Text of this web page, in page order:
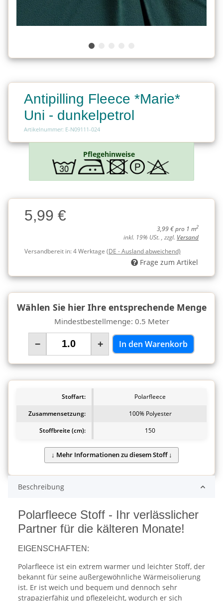
Antipilling Fleece *Marie*
Uni - dunkelpetrol
Artikelnummer: E-N09111-024
Pflegehinweise
Charge
Charge5,99 €
3,99 € pro 1 m2
inkl. 19% USt. , zzgl. Versand
Versandbereit in:4 Werktage (DE - Ausland abweichend)
Frage zum Artikel
Wählen Sie hier Ihre entsprechende Menge
Mindestbestellmenge: 0.5 Meter
− + In den Warenkorb
Stoffart:
Polarfleece
Zusammensetzung:
100% Polyester
Stoffbreite (cm):
150
Beschreibung
Polarfleece Stoff - Ihr verlässlicher
Partner für die kälteren Monate!
EIGENSCHAFTEN:
Polarfleece ist ein extrem warmer und leichter Stoff, der
bekannt für seine außergewöhnliche Wärmeisolierung
ist. Er ist weich und bequem und dennoch sehr
strapazierfähig und pflegeleicht, wodurch er sich